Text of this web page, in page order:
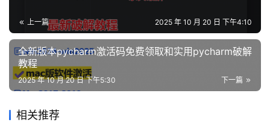
上一篇 2025 年 10 月 20 日 下午4:10
全新版本pycharm激活码免费领取和实用pycharm破解
教程
下一篇
2025 年 10 月 20 日 下午5:30
相关推荐